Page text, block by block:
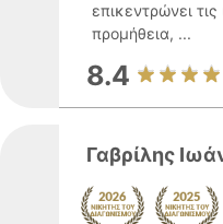
επικεντρώνει
προμήθεια, ...
8.4
Γαβρίλης